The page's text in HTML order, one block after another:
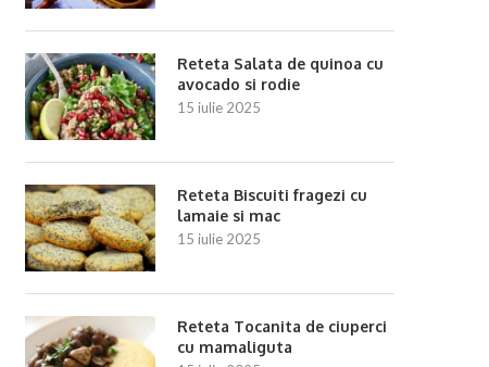
Reteta Salata de quinoa cu
avocado si rodie
15 iulie 2025
Reteta Biscuiti fragezi cu
lamaie si mac
15 iulie 2025
Reteta Tocanita de ciuperci
cu mamaliguta